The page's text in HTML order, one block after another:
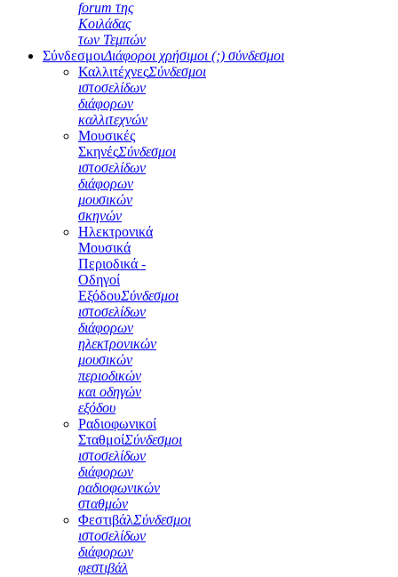
forum της
Κοιλάδας
των Τεμπών
ΣύνδεσμοιΔιάφοροι χρήσιμοι (;) σύνδεσμοι
ΚαλλιτέχνεςΣύνδεσμοι
ιστοσελίδων
διάφορων
καλλιτεχνών
Μουσικές
ΣκηνέςΣύνδεσμοι
ιστοσελίδων
διάφορων
μουσικών
σκηνών
Ηλεκτρονικά
Μουσικά
Περιοδικά -
Οδηγοί
ΕξόδουΣύνδεσμοι
ιστοσελίδων
διάφορων
ηλεκτρονικών
μουσικών
περιοδικών
και οδηγών
εξόδου
Ραδιοφωνικοί
ΣταθμοίΣύνδεσμοι
ιστοσελίδων
διάφορων
ραδιοφωνικών
σταθμών
ΦεστιβάλΣύνδεσμοι
ιστοσελίδων
διάφορων
φεστιβάλ